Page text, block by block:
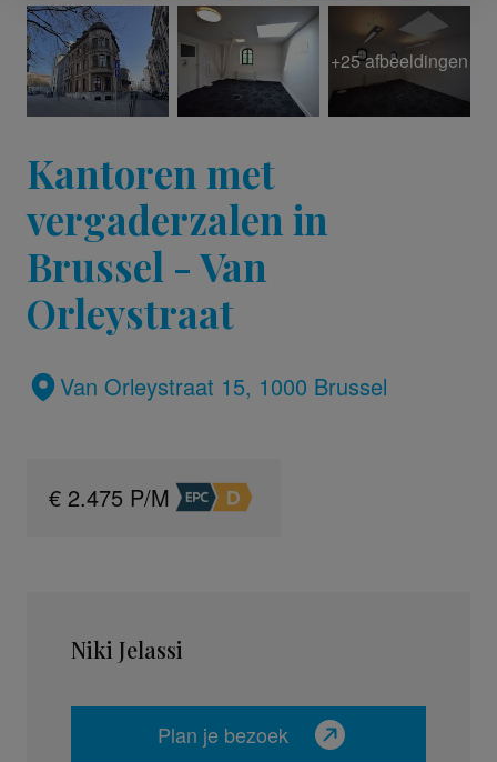
+25 afbeeldingen
Kantoren met
vergaderzalen in
Brussel - Van
Orleystraat
Van Orleystraat 15, 1000 Brussel
€ 2.475 P/M
Niki Jelassi
Plan je bezoek